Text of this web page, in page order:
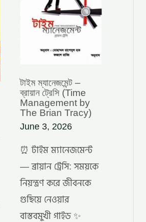
টাইম ম্যানেজমেন্ট –
ব্রায়ান ট্রেসি (Time
Management by
The Brian Tracy)
June 3, 2026
⏰ টাইম ম্যানেজমেন্ট
— ব্রায়ান ট্রেসি: সময়কে
নিয়ন্ত্রণ করে জীবনকে
গুছিয়ে নেওয়ার
বাস্তবমুখী গাইড ✨
MANAGEMENT
BY
THE
BRIAN
TRACY)